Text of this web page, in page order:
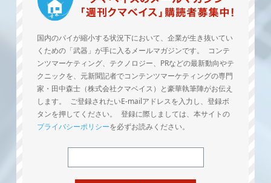
国内のパイが縮小する状況下において、企業が生き抜いてい
くための「武器」が手に入るメールマガジンです。 コンテ
ンツマーケティング、テクノロジー、PRなどの最新動向やテ
クニックを、元新聞記者でコンテンツマーケティングの専門
家・田中森士（株式会社クマベイス）と豪華執筆陣がお伝え
します。 ご登録されたいE-mailアドレスを入力し、登録ボ
タンを押してください。 登録に際しましては、本サイトの
プライバシーポリシーを必ずお読みください。